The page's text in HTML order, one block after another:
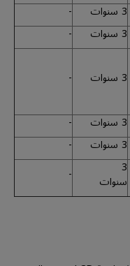
3 سنوات
-
3 سنوات -
3 سنوات -
3 سنوات
-
3 سنوات
-
سنوات -